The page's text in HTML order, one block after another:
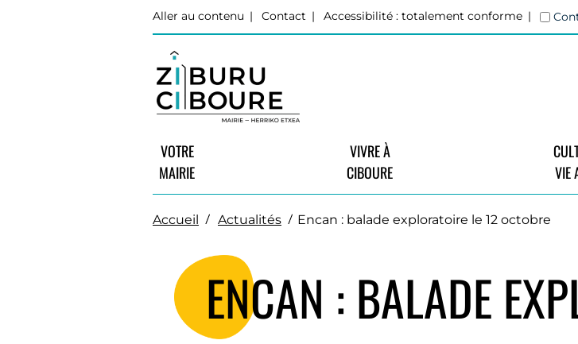
Aller au contenu Contact Accessibilité : totalement conforme
VOTRE
MAIRIE
VIVRE À
CIBOURE
VIE
Accueil Actualités Encan : balade exploratoire le 12 octobre
ENCAN : BALADE